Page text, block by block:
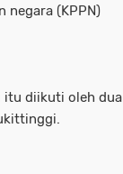
negara (KPPN)
itu diikuti oleh dua